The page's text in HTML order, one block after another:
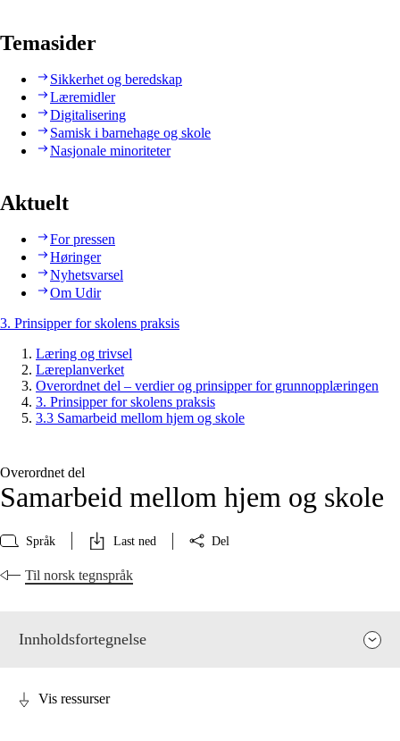
Temasider
Sikkerhet og beredskap
Læremidler
Digitalisering
Samisk i barnehage og skole
Nasjonale minoriteter
Aktuelt
For pressen
Høringer
Nyhetsvarsel
Om Udir
3. Prinsipper for skolens praksis
Læring og trivsel
Læreplanverket
Overordnet del – verdier og prinsipper for grunnopplæringen
3. Prinsipper for skolens praksis
3.3 Samarbeid mellom hjem og skole
Overordnet del
Samarbeid mellom hjem og skole
Språk Last ned Del
Til norsk tegnspråk
Innholdsfortegnelse
Vis ressurser